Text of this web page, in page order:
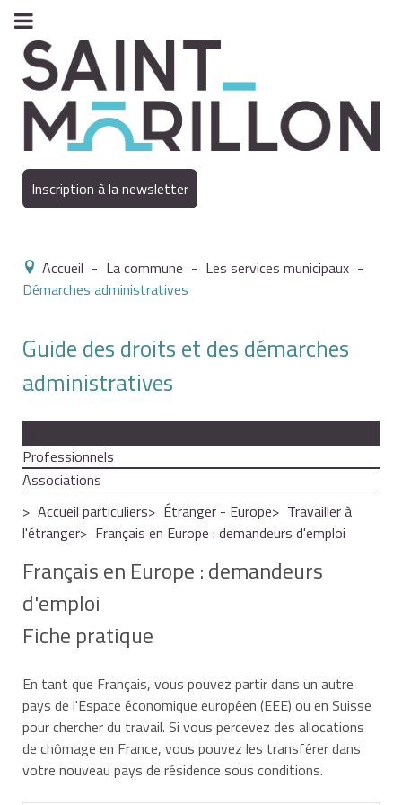
Inscription à la newsletter
Accueil - La commune - Les services municipaux -
Démarches administratives
Guide des droits et des démarches
administratives
Professionnels
Associations
Accueil particuliers
Étranger - Europe
Travailler à
l'étranger
Français en Europe : demandeurs d'emploi
Français en Europe : demandeurs
d'emploi
Fiche pratique
En tant que Français, vous pouvez partir dans un autre
pays de l'Espace économique européen (EEE) ou en Suisse
pour chercher du travail. Si vous percevez des allocations
de chômage en France, vous pouvez les transférer dans
votre nouveau pays de résidence sous conditions.